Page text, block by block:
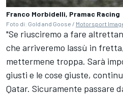
Franco Morbidelli, Pramac Racing
Foto di: Gold and Goose / Motorsport
"Se riusciremo a fare
che arriveremo lassù in
mettermene troppa. Sarà
giusti e le cose giuste,
Qatar. Sicuramente passare